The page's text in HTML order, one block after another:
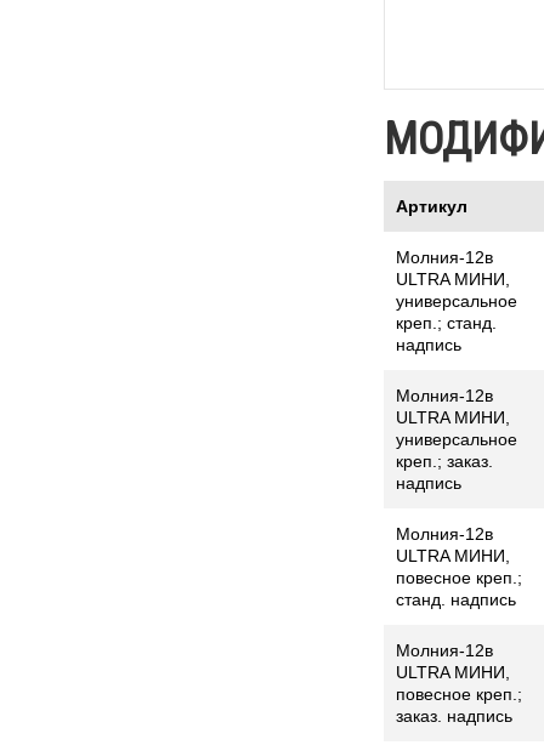
Артикул
Молния-12в
ULTRA МИНИ,
универсальное
креп.; станд.
надпись
Молния-12в
ULTRA МИНИ,
универсальное
креп.; заказ.
надпись
Молния-12в
ULTRA МИНИ,
повесное креп.;
станд. надпись
Молния-12в
ULTRA МИНИ,
повесное креп.;
заказ. надпись